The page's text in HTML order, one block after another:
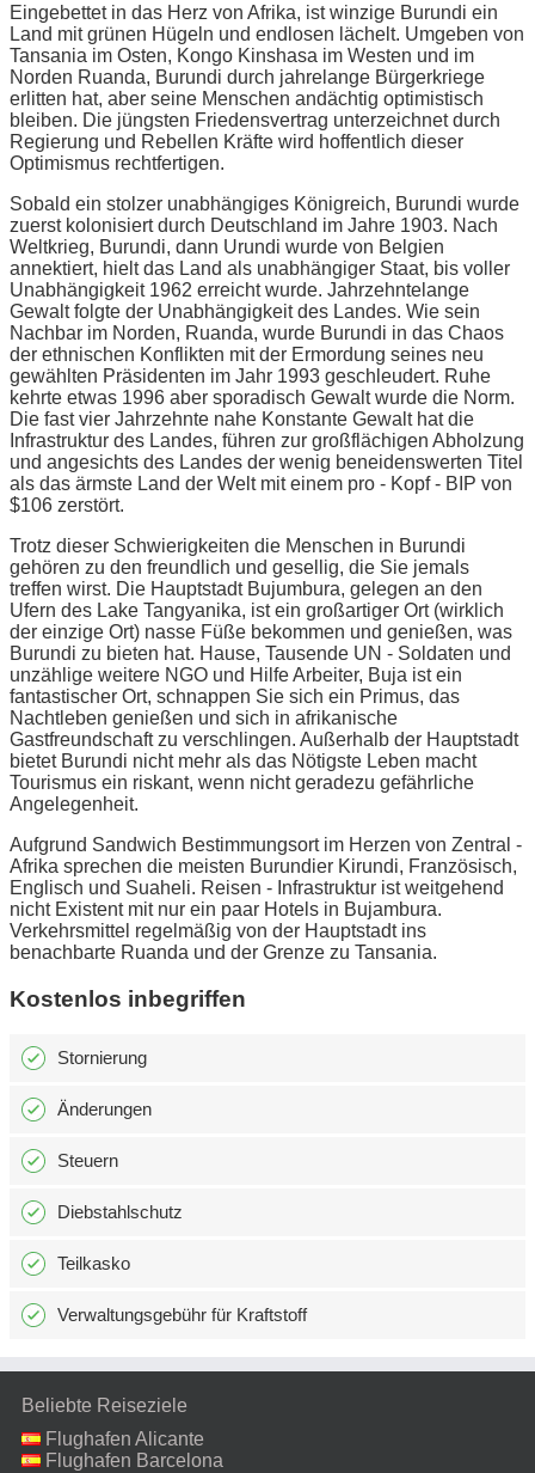
Eingebettet in das Herz von Afrika, ist winzige Burundi ein
Land mit grünen Hügeln und endlosen lächelt. Umgeben von
Tansania im Osten, Kongo Kinshasa im Westen und im
Norden Ruanda, Burundi durch jahrelange Bürgerkriege
erlitten hat, aber seine Menschen andächtig optimistisch
bleiben. Die jüngsten Friedensvertrag unterzeichnet durch
Regierung und Rebellen Kräfte wird hoffentlich dieser
Optimismus rechtfertigen.
Sobald ein stolzer unabhängiges Königreich, Burundi wurde
zuerst kolonisiert durch Deutschland im Jahre 1903. Nach
Weltkrieg, Burundi, dann Urundi wurde von Belgien
annektiert, hielt das Land als unabhängiger Staat, bis voller
Unabhängigkeit 1962 erreicht wurde. Jahrzehntelange
Gewalt folgte der Unabhängigkeit des Landes. Wie sein
Nachbar im Norden, Ruanda, wurde Burundi in das Chaos
der ethnischen Konflikten mit der Ermordung seines neu
gewählten Präsidenten im Jahr 1993 geschleudert. Ruhe
kehrte etwas 1996 aber sporadisch Gewalt wurde die Norm.
Die fast vier Jahrzehnte nahe Konstante Gewalt hat die
Infrastruktur des Landes, führen zur großflächigen Abholzung
und angesichts des Landes der wenig beneidenswerten Titel
als das ärmste Land der Welt mit einem pro - Kopf - BIP von
$106 zerstört.
Trotz dieser Schwierigkeiten die Menschen in Burundi
gehören zu den freundlich und gesellig, die Sie jemals
treffen wirst. Die Hauptstadt Bujumbura, gelegen an den
Ufern des Lake Tangyanika, ist ein großartiger Ort (wirklich
der einzige Ort) nasse Füße bekommen und genießen, was
Burundi zu bieten hat. Hause, Tausende UN - Soldaten und
unzählige weitere NGO und Hilfe Arbeiter, Buja ist ein
fantastischer Ort, schnappen Sie sich ein Primus, das
Nachtleben genießen und sich in afrikanische
Gastfreundschaft zu verschlingen. Außerhalb der Hauptstadt
bietet Burundi nicht mehr als das Nötigste Leben macht
Tourismus ein riskant, wenn nicht geradezu gefährliche
Angelegenheit.
Aufgrund Sandwich Bestimmungsort im Herzen von Zentral -
Afrika sprechen die meisten Burundier Kirundi, Französisch,
Englisch und Suaheli. Reisen - Infrastruktur ist weitgehend
nicht Existent mit nur ein paar Hotels in Bujambura.
Verkehrsmittel regelmäßig von der Hauptstadt ins
benachbarte Ruanda und der Grenze zu Tansania.
Kostenlos inbegriffen
Stornierung
Änderungen
Steuern
Diebstahlschutz
Teilkasko
Verwaltungsgebühr für Kraftstoff
Beliebte Reiseziele
Flughafen Alicante
Flughafen Barcelona